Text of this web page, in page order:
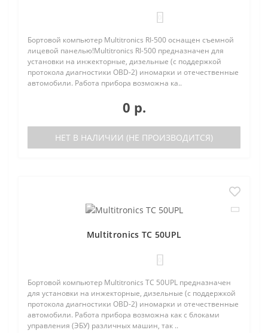
Бортовой компьютер Multitronics RI-500 оснащен съемной
лицевой панелью!Multitronics RI-500 предназначен для
установки на инжекторные, дизельные (с поддержкой
протокола диагностики OBD-2) иномарки и отечественные
автомобили. Работа прибора возможна ка..
0 р.
НЕТ В НАЛИЧИИ (НЕ ПРОИЗВОДИТСЯ)
Multitronics TC 50UPL
Бортовой компьютер Multitronics TC 50UPL предназначен
для установки на инжекторные, дизельные (с поддержкой
протокола диагностики OBD-2) иномарки и отечественные
автомобили. Работа прибора возможна как с блоками
управления (ЭБУ) различных машин, так ..